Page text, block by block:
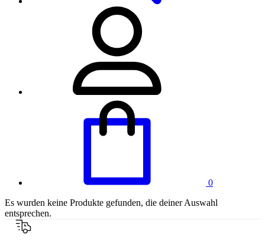
0
Es wurden keine Produkte gefunden, die deiner Auswahl
entsprechen.